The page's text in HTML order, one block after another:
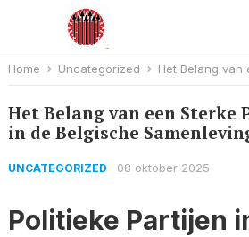
Home Uncategorized Het Belang van een Sterke
Het Belang van een Sterke
in de Belgische
UNCATEGORIZED 08 oktober 2025
Politieke Partijen